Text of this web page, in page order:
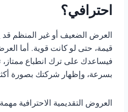
احترافي؟
العرض الضعيف أو غير المنظم قد
قيمة، حتى لو كانت قوية. أما
فيساعدك على ترك انطباع
بسرعة، وإظهار شركتك بصورة
العروض التقديمية الاحترافية